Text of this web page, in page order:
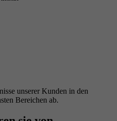
unserer Kunden in den
Bereichen ab.